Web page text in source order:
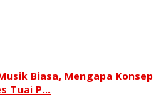
Biasa, Mengapa Konsep
Tuai P…